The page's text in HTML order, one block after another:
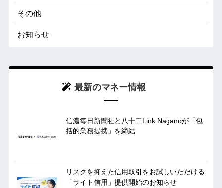
その他
お知らせ
最新のマネー情報
信濃毎日新聞社と八十二Link Naganoが「包
括的業務提携」を締結
リスクを抑えた信用取引をお試しいただける
「ライト信用」提供開始のお知らせ